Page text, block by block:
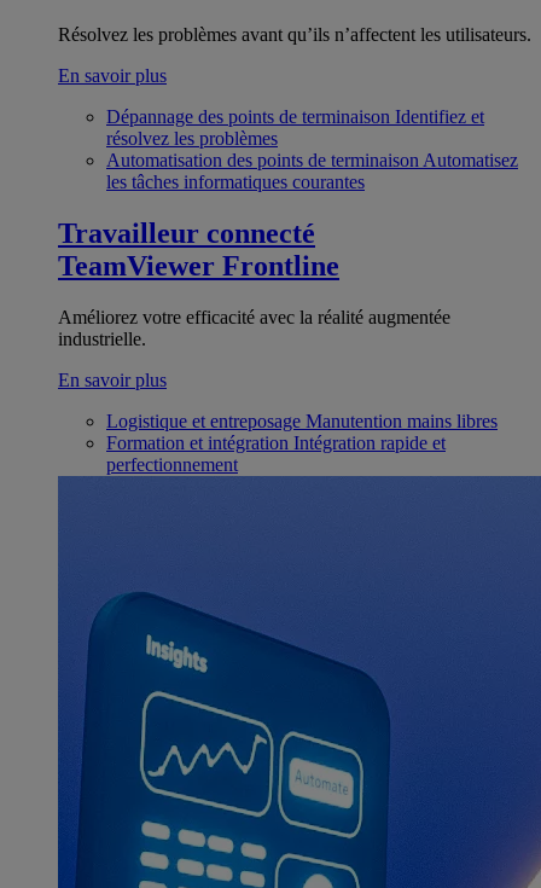
Résolvez les problèmes avant qu’ils n’affectent les utilisateurs.
En savoir plus
Dépannage des points de terminaison Identifiez et
résolvez les problèmes
Automatisation des points de terminaison Automatisez
les tâches informatiques courantes
Travailleur connecté
TeamViewer Frontline
Améliorez votre efficacité avec la réalité augmentée
industrielle.
En savoir plus
Logistique et entreposage Manutention mains libres
Formation et intégration Intégration rapide et
perfectionnement